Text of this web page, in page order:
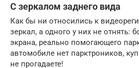
С зеркалом заднего вида
Как бы ни относились к
зеркал, а одного у них не отнять:
экрана, реально помогающего
автомобиле нет парктроников,
не прогадаете!